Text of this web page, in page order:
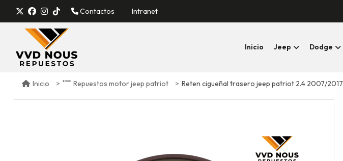
Contactos Intranet
Inicio Jeep Dodge
Inicio Repuestos motor jeep patriot Reten cigueñal trasero jeep patriot 2.4 2007/2017